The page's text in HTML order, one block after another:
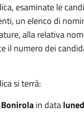
esaminate le
un elenco di
alla relativa
il numero dei
si terrà:
in data